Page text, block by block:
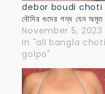
debor boudi choti
বৌদির গুদের গন্ধ যেন অমৃত
November 5, 2023
In "all bangla choti
golpo"